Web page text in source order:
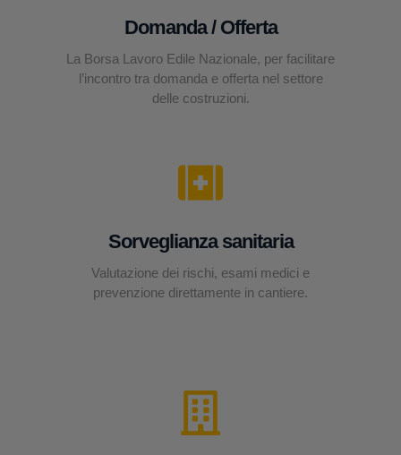
Domanda / Offerta
La Borsa Lavoro Edile Nazionale, per facilitare
l’incontro tra domanda e offerta nel settore
delle costruzioni.
Sorveglianza sanitaria
Valutazione dei rischi, esami medici e
prevenzione direttamente in cantiere.